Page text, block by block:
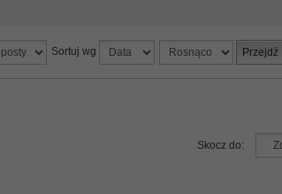
Sortuj wg
Skocz do: